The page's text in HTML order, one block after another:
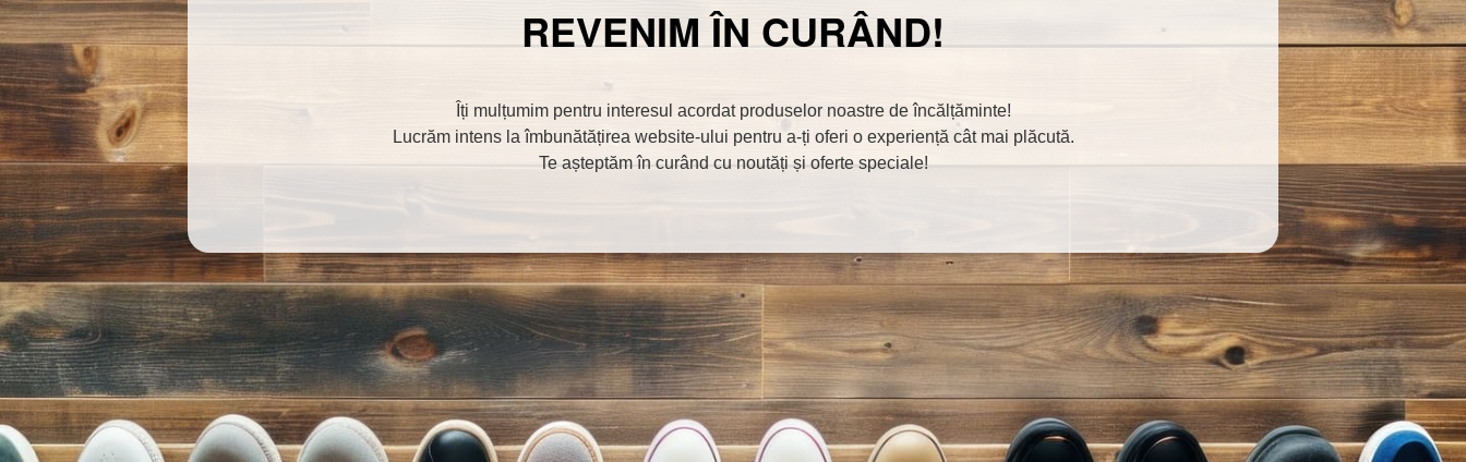
REVENIM ÎN CURÂND!
Îți mulțumim pentru interesul acordat produselor noastre de încălțăminte!
Lucrăm intens la îmbunătățirea website-ului pentru a-ți oferi o experiență cât mai plăcută.
Te așteptăm în curând cu noutăți și oferte speciale!